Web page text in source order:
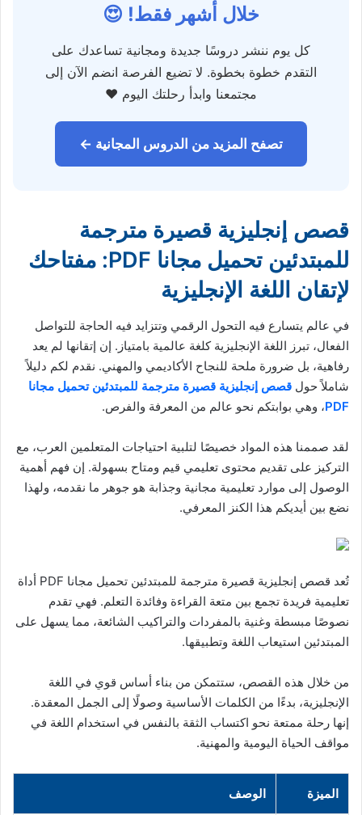
خلال أشهر فقط! 😍
كل يوم ننشر دروسًا جديدة ومجانية تساعدك على
التقدم خطوة بخطوة. لا تضيع الفرصة انضم الآن إلى
مجتمعنا وابدأ رحلتك اليوم ❤️
تصفح المزيد من الدروس المجانية ←
قصص إنجليزية قصيرة مترجمة
للمبتدئين تحميل مجانا PDF: مفتاحك
لإتقان اللغة الإنجليزية
في عالم يتسارع فيه التحول الرقمي وتتزايد فيه الحاجة للتواصل
الفعال، تبرز اللغة الإنجليزية كلغة عالمية بامتياز. إن إتقانها لم يعد
رفاهية، بل ضرورة ملحة للنجاح الأكاديمي والمهني. نقدم لكم دليلاً
شاملاً حول قصص إنجليزية قصيرة مترجمة للمبتدئين تحميل مجانا
PDF، وهي بوابتكم نحو عالم من المعرفة والفرص.
لقد صممنا هذه المواد خصيصًا لتلبية احتياجات المتعلمين العرب، مع
التركيز على تقديم محتوى تعليمي قيم ومتاح بسهولة. إن فهم أهمية
الوصول إلى موارد تعليمية مجانية وجذابة هو جوهر ما نقدمه، ولهذا
نضع بين أيديكم هذا الكنز المعرفي.
تُعد قصص إنجليزية قصيرة مترجمة للمبتدئين تحميل مجانا PDF أداة
تعليمية فريدة تجمع بين متعة القراءة وفائدة التعلم. فهي تقدم
نصوصًا مبسطة وغنية بالمفردات والتراكيب الشائعة، مما يسهل على
المبتدئين استيعاب اللغة وتطبيقها.
من خلال هذه القصص، ستتمكن من بناء أساس قوي في اللغة
الإنجليزية، بدءًا من الكلمات الأساسية وصولًا إلى الجمل المعقدة.
إنها رحلة ممتعة نحو اكتساب الثقة بالنفس في استخدام اللغة في
مواقف الحياة اليومية والمهنية.
الميزة الوصف